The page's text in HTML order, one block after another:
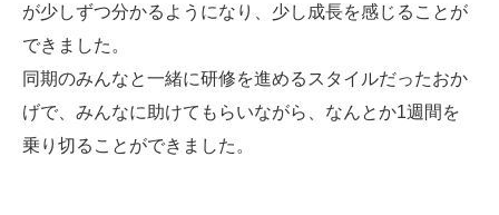
が少しずつ分かるようになり、少し成長を感じることが
できました。
同期のみんなと一緒に研修を進めるスタイルだったおか
げで、みんなに助けてもらいながら、なんとか1週間を
乗り切ることができました。